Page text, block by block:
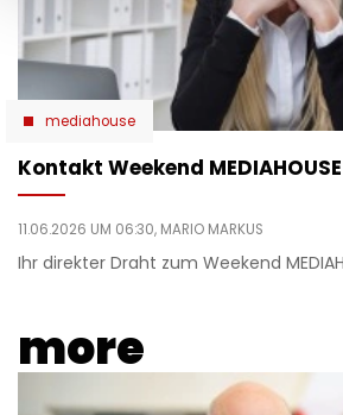
mediahouse
Kontakt Weekend MEDIAHOUSE
11.06.2026 UM 06:30, MARIO MARKUS
Ihr direkter Draht zum Weekend
more